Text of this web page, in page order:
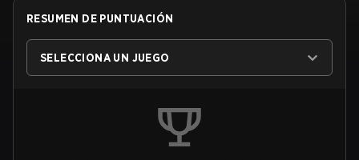
RESUMEN DE PUNTUACIÓN
SELECCIONA UN JUEGO